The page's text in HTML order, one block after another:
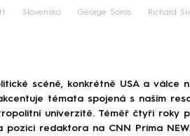
Slovensko George Soros Richard
scéně, konkrétně USA a válce
témata spojená s naším
univerzitě. Téměř čtyři roky
pozici redaktora na CNN Prima